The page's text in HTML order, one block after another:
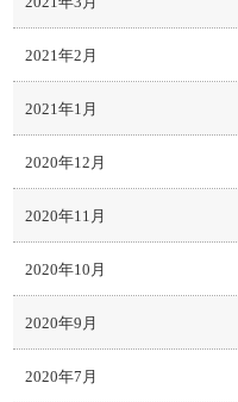
2021年2月
2021年1月
2020年12月
2020年11月
2020年10月
2020年9月
2020年7月